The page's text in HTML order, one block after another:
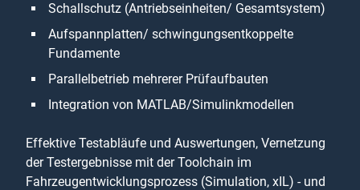
Schallschutz (Antriebseinheiten/ Gesamtsystem)
Aufspannplatten/ schwingungsentkoppelte
Fundamente
Parallelbetrieb mehrerer Prüfaufbauten
Integration von MATLAB/Simulinkmodellen
Effektive Testabläufe und Auswertungen, Vernetzung
der Testergebnisse mit der Toolchain im
Fahrzeugentwicklungsprozess (Simulation, xIL) - und